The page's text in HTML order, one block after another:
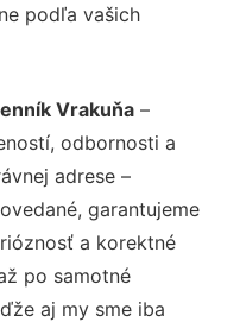
podľa vašich
Vrakuňa –
odbornosti a
adrese –
garantujeme
a korektné
po samotné
aj my sme iba